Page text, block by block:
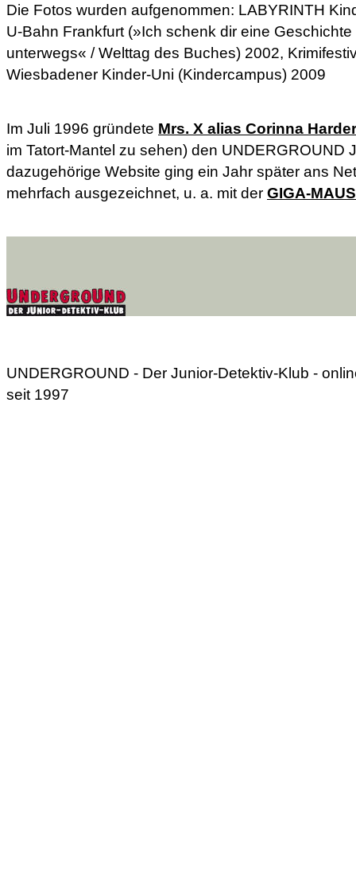
Die Fotos wurden aufgenommen: LABYRINTH
U-Bahn Frankfurt (»Ich schenk dir eine
unterwegs« / Welttag des Buches) 2002,
Wiesbadener Kinder-Uni (Kindercampus) 2009
Im Juli 1996 gründete Mrs. X alias Corinna Harder
im Tatort-Mantel zu sehen) den UNDERGROUND
dazugehörige Website ging ein Jahr später ans
mehrfach ausgezeichnet, u. a. mit der GIGA-
UNDERGROUND - Der Junior-Detektiv-Klub -
seit 1997